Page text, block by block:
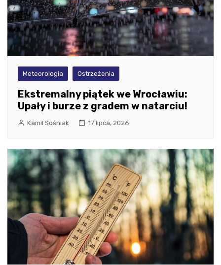
Meteorologia Ostrzeżenia
Ekstremalny piątek we Wrocławiu:
Upały i burze z gradem w natarciu!
Kamil Sośniak 17 lipca, 2026